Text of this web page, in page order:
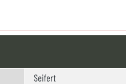
Seifert